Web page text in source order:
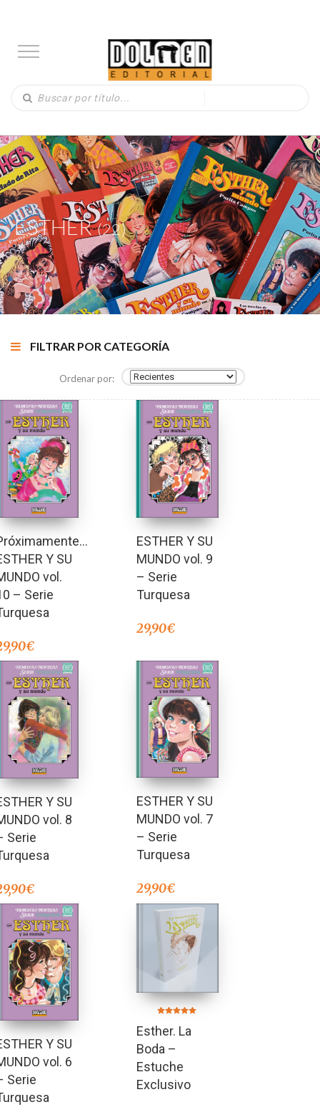
ESTHER(22)
FILTRAR POR CATEGORÍA
Ordenar por:
Y SU
vol.
– Serie
€
ESTHER Y SU
MUNDO vol. 9
– Serie
Turquesa
29,90€
Y SU
vol. 8
Serie
€
ESTHER Y SU
MUNDO vol. 7
– Serie
Turquesa
29,90€
Y SU
vol. 6
Serie
5.00
de 5
Esther. La
Boda –
Estuche
Exclusivo